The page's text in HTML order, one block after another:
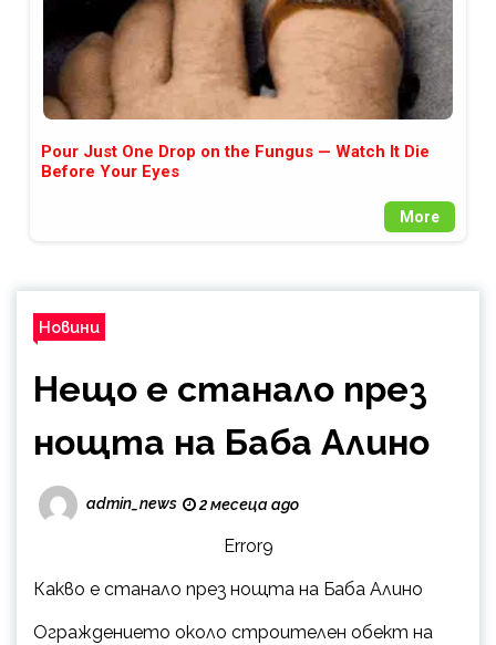
Pour Just One Drop on the Fungus — Watch It Die
Before Your Eyes
More
Новини
Нещо е станало през
нощта на Баба Алино
admin_news 2 месеца ago
Error9
Какво е станало през нощта на Баба Алино
Ограждението около строителен обект на